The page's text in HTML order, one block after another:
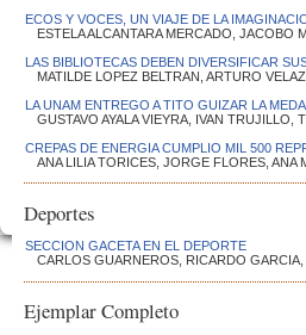
ECOS Y VOCES, UN VIAJE DE LA
ESTELA ALCANTARA MERCADO, JACOBO
LAS BIBLIOTECAS DEBEN DIVERSIFICAR
MATILDE LOPEZ BELTRAN, ARTURO
LA UNAM ENTREGO A TITO GUIZAR LA
GUSTAVO AYALA VIEYRA, IVAN TRUJILLO,
CREPAS DE ENERGIA CUMPLIO MIL 500
ANA LILIA TORICES, JORGE FLORES, ANA
Deportes
SECCION GACETA EN EL DEPORTE
CARLOS GUARNEROS, RICARDO
Ejemplar Completo